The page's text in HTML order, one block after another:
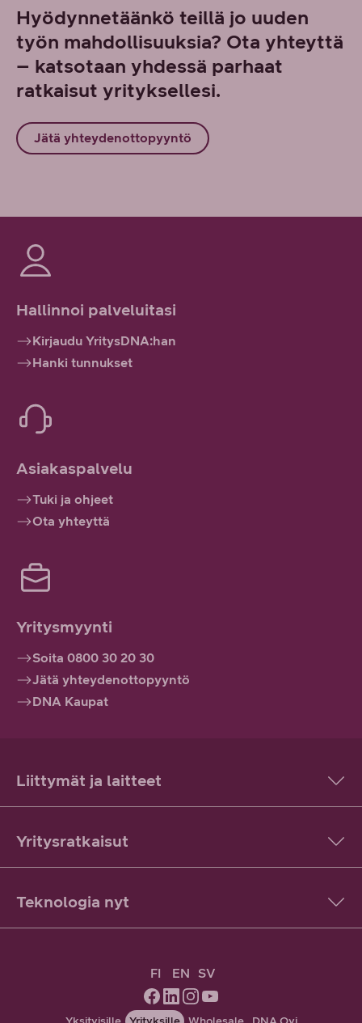
Hyödynnetäänkö teillä jo uuden
työn mahdollisuuksia? Ota yhteyttä
– katsotaan yhdessä parhaat
ratkaisut yrityksellesi.
Jätä yhteydenottopyyntö
Hallinnoi palveluitasi
Kirjaudu YritysDNA:han
Hanki tunnukset
Asiakaspalvelu
Tuki ja ohjeet
Ota yhteyttä
Yritysmyynti
Soita 0800 30 20 30
Jätä yhteydenottopyyntö
DNA Kaupat
Liittymät ja laitteet
Yritysratkaisut
Teknologia nyt
FI EN SV